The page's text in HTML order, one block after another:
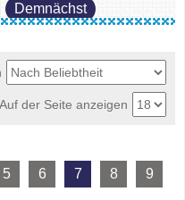
Demnächst
Auf der Seite anzeigen
5 6 7 8 9